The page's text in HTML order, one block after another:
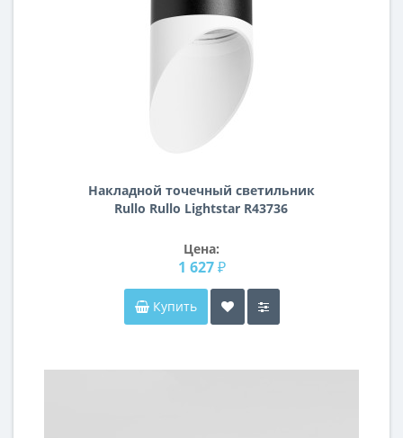
Накладной точечный светильник
Rullo Rullo Lightstar R43736
Цена:
1 627 ₽
Купить